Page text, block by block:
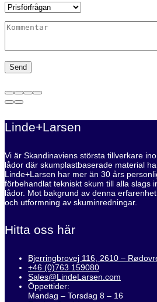
Linde+Larsen
Vi är Skandinaviens största tillverkare
lådor där skumplastbaserade material
Linde+Larsen har mer än 30 års
förbehandlat tekniskt skum till alla slags
lådor. Mot bakgrund av denna
och utformning av skuminredningar.
Hitta oss här
Bjerringbrovej 116, 2610 –
+46 (0)763 159080
Sales@LindeLarsen.com
Öppettider:
Mandag – Torsdag 8 – 16